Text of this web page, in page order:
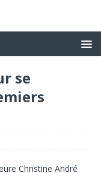
se
Christine André